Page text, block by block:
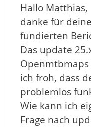
Hallo Matthias,
danke für
fundierten
Das update
ich froh, dass
problemlos
Wie kann ich
Frage nach